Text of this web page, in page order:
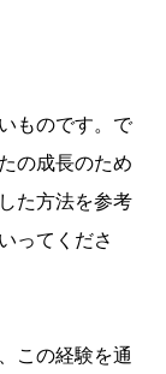
ものです。で
の成長のため
た方法を参考
ってくださ
この経験を通